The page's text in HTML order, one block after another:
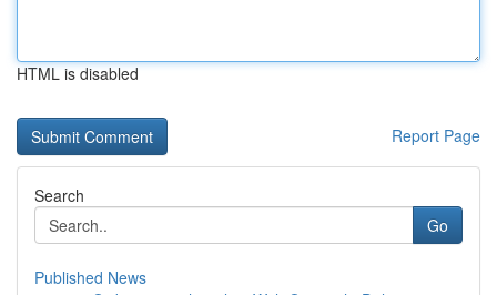
HTML is disabled
Report Page
Search
Go
Published News